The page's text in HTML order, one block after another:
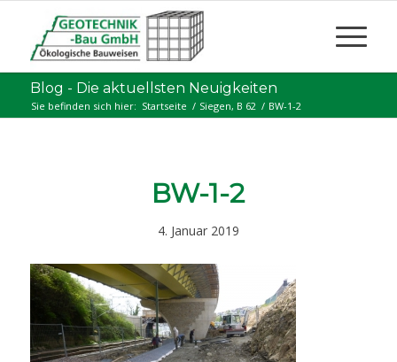
Blog - Die aktuellsten Neuigkeiten
Sie befinden sich hier: Startseite / Siegen, B 62 / BW-1-2
BW-1-2
4. Januar 2019